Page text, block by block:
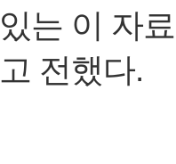
있는 이 자
고 전했다.